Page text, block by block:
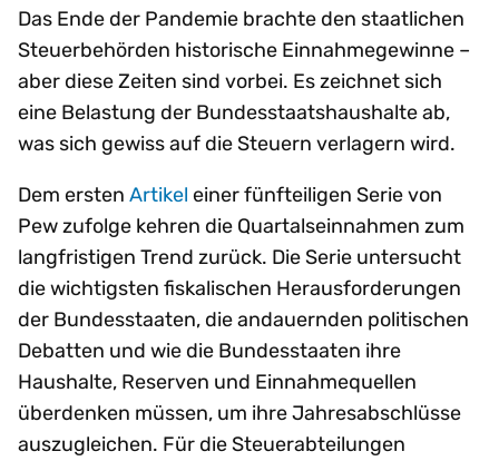
Das Ende der Pandemie brachte den staatlichen
Steuerbehörden historische Einnahmegewinne –
aber diese Zeiten sind vorbei. Es zeichnet sich
eine Belastung der Bundesstaatshaushalte ab,
was sich gewiss auf die Steuern verlagern wird.
Dem ersten Artikel einer fünfteiligen Serie von
Pew zufolge kehren die Quartalseinnahmen zum
langfristigen Trend zurück. Die Serie untersucht
die wichtigsten fiskalischen Herausforderungen
der Bundesstaaten, die andauernden politischen
Debatten und wie die Bundesstaaten ihre
Haushalte, Reserven und Einnahmequellen
überdenken müssen, um ihre Jahresabschlüsse
auszugleichen. Für die Steuerabteilungen